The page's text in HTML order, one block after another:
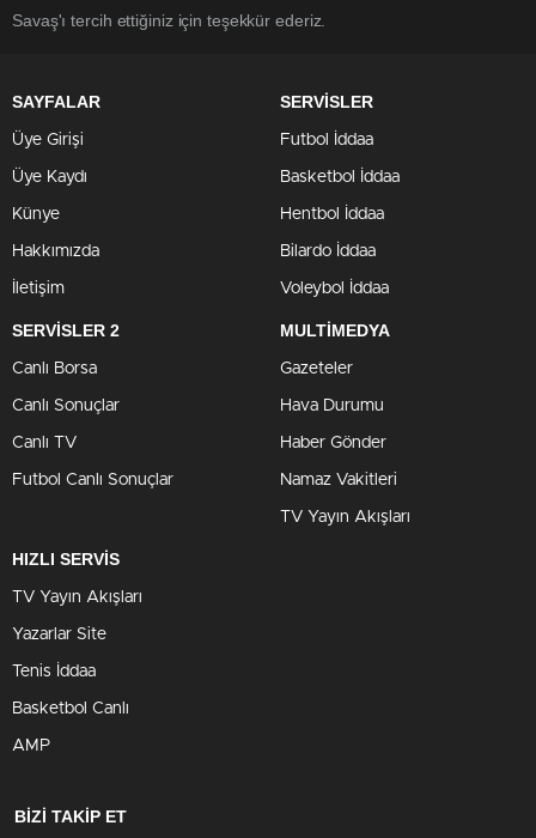
Savaş'ı tercih ettiğiniz için teşekkür ederiz.
SAYFALAR
Üye Girişi
Üye Kaydı
Künye
Hakkımızda
İletişim
SERVİSLER
Futbol İddaa
Basketbol İddaa
Hentbol İddaa
Bilardo İddaa
Voleybol İddaa
SERVİSLER 2
Canlı Borsa
Canlı Sonuçlar
Canlı TV
Futbol Canlı Sonuçlar
MULTİMEDYA
Gazeteler
Hava Durumu
Haber Gönder
Namaz Vakitleri
TV Yayın Akışları
HIZLI SERVİS
TV Yayın Akışları
Yazarlar Site
Tenis İddaa
Basketbol Canlı
AMP
BİZİ TAKİP ET